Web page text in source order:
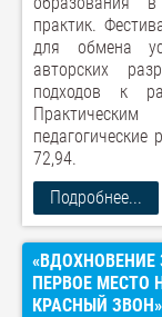
практик.
для обмена
авторских
подходов к
72,94.
Подробнее...
ПЕРВОЕ МЕСТО
КРАСНЫЙ